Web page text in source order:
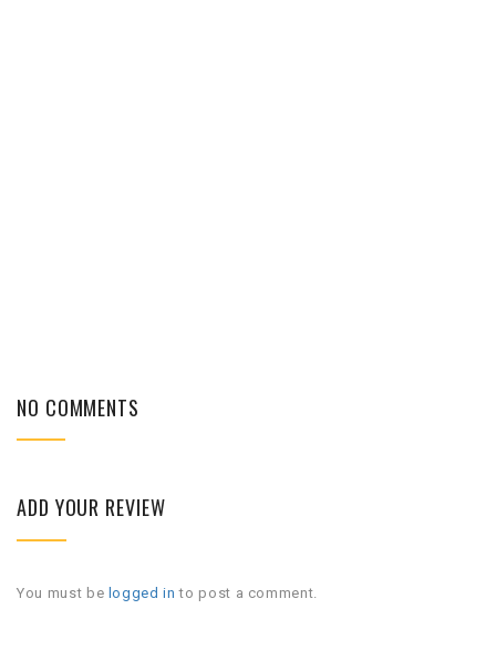
NO COMMENTS
ADD YOUR REVIEW
You must be logged in to post a comment.